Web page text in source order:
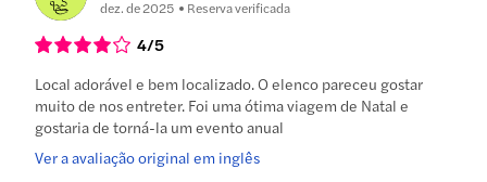
dez. de 2025 Reserva verificada
4/5
Local adorável e bem localizado. O elenco pareceu gostar
muito de nos entreter. Foi uma ótima viagem de Natal e
gostaria de torná-la um evento anual
Ver a avaliação original em inglês